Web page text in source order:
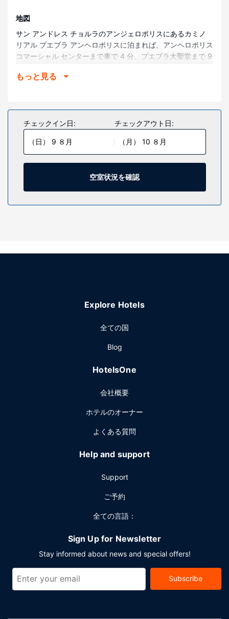
地図
サン アンドレス チョルラのアンジェロポリスにあるカミノ
リアル プエブラ アンヘロポリスに泊まれば、アンヘロポリス
コマーシャル センターまで車で 4 分、プエブラ大聖堂まで 9
リまで 20 km、ソカロ広場まで 8.1 km の場所にあります。
全部で 274 室ある冷房完備の客室で、ご滞在をお楽しみくだ
さい。客室ではWiFi (無料)をご利用いただけます。バスルー
ムには、バスアメニティ (無料)、ヘアドライヤーがありま
す。電話の他に、セーフティボックス (ノートパソコン収納
可能)やアイロン / アイロン台もご利用いただけます。
く。このホテルでは、WiFi (無料)、コンシェルジュ サービ
ールサイドバーで 1 杯飲んでリラックスしましょう。オーダ
ロントデスク、多言語サービスをお使いいただけます。サン
議スペース、4 室の会議室など総面積 71 平方メートル (764
内にはセルフパーキング (有料) が備わっています。
もっと見る
チェックイン日:
（日） 9 ８月
チェックアウト日:
（月） 10 ８月
空室状況を確認
Explore Hotels
全ての国
Blog
HotelsOne
会社概要
ホテルのオーナー
よくある質問
Help and support
Support
ご予約
全ての言語：
Sign Up for Newsletter
Stay informed about news and special offers!
Subscribe